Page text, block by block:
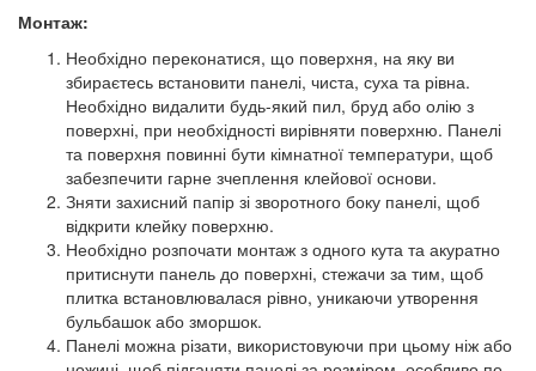
Монтаж:
Необхідно переконатися, що поверхня, на яку ви
збираєтесь встановити панелі, чиста, суха та рівна.
Необхідно видалити будь-який пил, бруд або олію з
поверхні, при необхідності вирівняти поверхню. Панелі
та поверхня повинні бути кімнатної температури, щоб
забезпечити гарне зчеплення клейової основи.
Зняти захисний папір зі зворотного боку панелі, щоб
відкрити клейку поверхню.
Необхідно розпочати монтаж з одного кута та акуратно
притиснути панель до поверхні, стежачи за тим, щоб
плитка встановлювалася рівно, уникаючи утворення
бульбашок або зморшок.
Панелі можна різати, використовуючи при цьому ніж або